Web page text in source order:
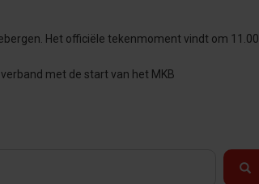
Het officiële tekenmoment vindt om 11.00
met de start van het MKB